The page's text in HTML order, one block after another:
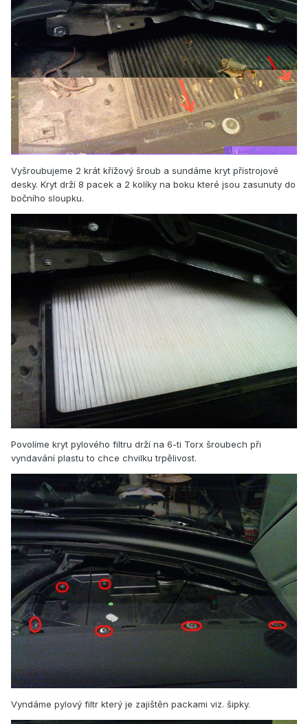
Vyšroubujeme 2 krát křížový šroub a sundáme kryt přístrojové
desky. Kryt drží 8 pacek a 2 kolíky na boku které jsou zasunuty do
bočního sloupku.
Povolíme kryt pylového filtru drží na 6-ti Torx šroubech při
vyndavání plastu to chce chvilku trpělivost.
Vyndáme pylový filtr který je zajištěn packami viz. šipky.